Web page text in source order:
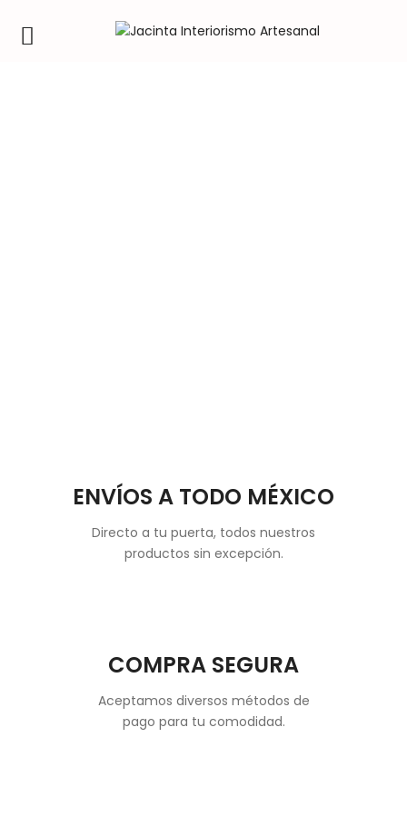
ENVÍOS A TODO MÉXICO
Directo a tu puerta, todos nuestros
productos sin excepción.
COMPRA SEGURA
Aceptamos diversos métodos de
pago para tu comodidad.